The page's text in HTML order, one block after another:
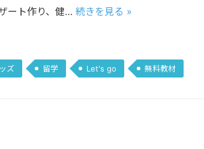
ート作り、健… 続きを見る »
ズ 留学 Let's go 無料教材